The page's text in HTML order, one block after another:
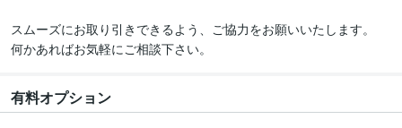
スムーズにお取り引きできるよう、ご協力をお願いいたします。
有料オプション